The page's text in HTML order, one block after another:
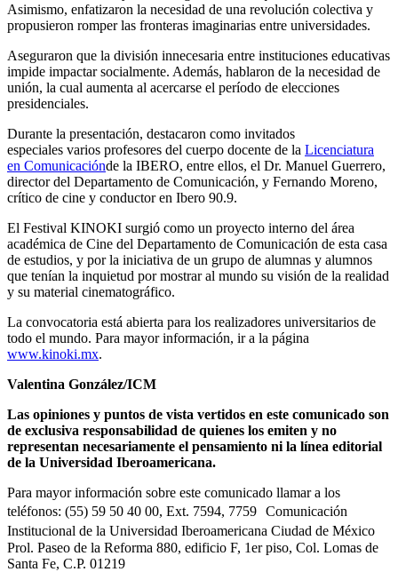
Asimismo, enfatizaron la necesidad de una revolución colectiva y
propusieron romper las fronteras imaginarias entre universidades.
Aseguraron que la división innecesaria entre instituciones educativas
impide impactar socialmente. Además, hablaron de la necesidad de
unión, la cual aumenta al acercarse el período de elecciones
presidenciales.
Durante la presentación, destacaron como invitados
especiales varios profesores del cuerpo docente de la Licenciatura
en Comunicaciónde la IBERO, entre ellos, el Dr. Manuel Guerrero,
director del Departamento de Comunicación, y Fernando Moreno,
crítico de cine y conductor en Ibero 90.9.
El Festival KINOKI surgió como un proyecto interno del área
académica de Cine del Departamento de Comunicación de esta casa
de estudios, y por la iniciativa de un grupo de alumnas y alumnos
que tenían la inquietud por mostrar al mundo su visión de la realidad
y su material cinematográfico.
La convocatoria está abierta para los realizadores universitarios de
todo el mundo. Para mayor información, ir a la página
www.kinoki.mx.
Valentina González/ICM
Las opiniones y puntos de vista vertidos en este comunicado son
de exclusiva responsabilidad de quienes los emiten y no
representan necesariamente el pensamiento ni la línea editorial
de la Universidad Iberoamericana.
Para mayor información sobre este comunicado llamar a los
teléfonos: (55) 59 50 40 00, Ext. 7594, 7759 Comunicación
Institucional de la Universidad Iberoamericana Ciudad de México
Prol. Paseo de la Reforma 880, edificio F, 1er piso, Col. Lomas de
Santa Fe, C.P. 01219